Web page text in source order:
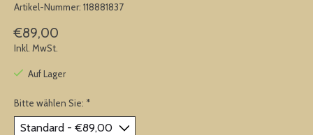
Artikel-Nummer: 118881837
€89,00
Inkl. MwSt.
Auf Lager
Bitte wählen Sie: *